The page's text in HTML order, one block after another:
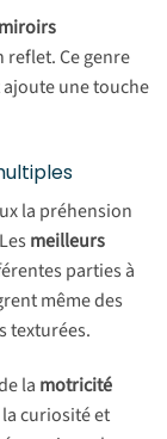
miroirs
reflet. Ce genre
une touche
la préhension
meilleurs
parties à
même des
texturées.
la motricité
curiosité et